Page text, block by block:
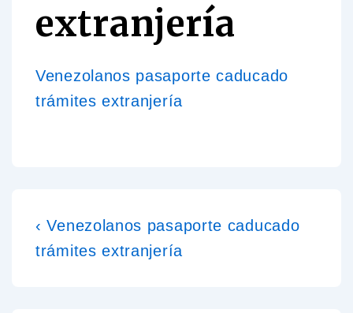
extranjería
Venezolanos pasaporte caducado
trámites extranjería
‹ Venezolanos pasaporte caducado
trámites extranjería